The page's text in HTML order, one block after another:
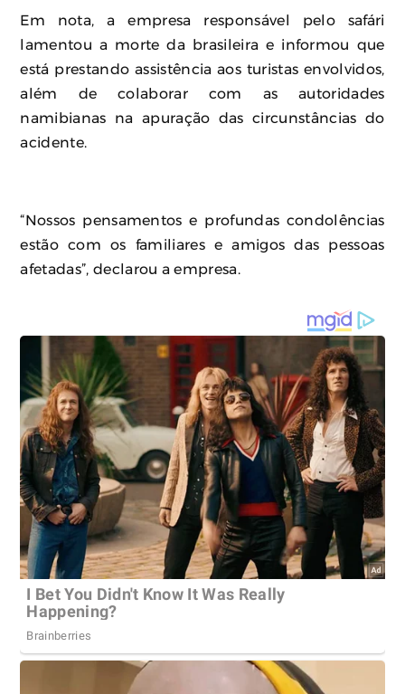
Em nota, a empresa responsável pelo safári
lamentou a morte da brasileira e informou que
está prestando assistência aos turistas envolvidos,
além de colaborar com as autoridades
namibianas na apuração das circunstâncias do
acidente.
“Nossos pensamentos e profundas condolências
estão com os familiares e amigos das pessoas
afetadas”, declarou a empresa.